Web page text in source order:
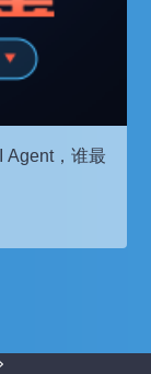
Agent，谁最